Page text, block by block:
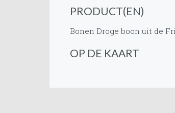
PRODUCT(EN)
Bonen Droge boon uit de
OP DE KAART